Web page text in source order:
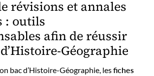
révisions et annales
: outils
afin de réussir
Géographie
bac d’Histoire-Géographie, lesfiches